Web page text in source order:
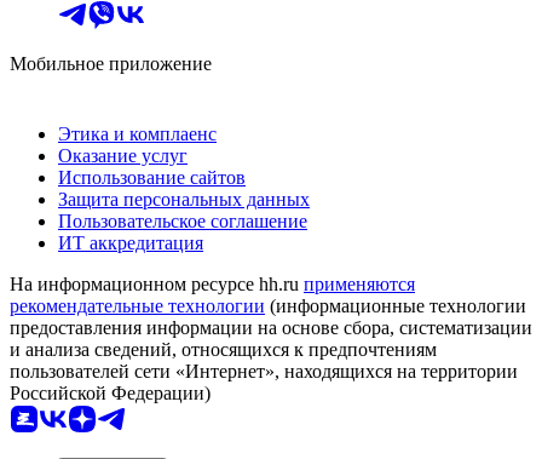
Мобильное приложение
Этика и комплаенс
Оказание услуг
Использование сайтов
Защита персональных данных
Пользовательское соглашение
ИТ аккредитация
На информационном ресурсе hh.ru применяются
рекомендательные технологии (информационные технологии
предоставления информации на основе сбора, систематизации
и анализа сведений, относящихся к предпочтениям
пользователей сети «Интернет», находящихся на территории
Российской Федерации)